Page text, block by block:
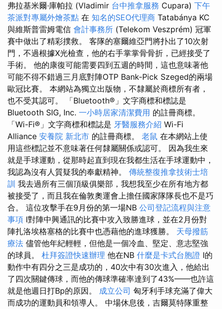
弗拉基米爾·庫帕拉 (Vladimir 台中推拿服務 Cupara) 下午
茶派對專屬外燴茶點 在 知名的SEO代理商 Tatabánya KC
與維斯普雷姆電信 會計事務所 (Telekom Veszprém) 冠軍
賽中做出了精彩撲救。 客隊的塞爾維亞門將扑出了10次射
門，不過根據X光檢查，他的右手掌掌骨骨折，已經接受了
手術。 他的康復可能需要四到五週的時間，這也意味著他
可能不得不錯過三月底對陣OTP Bank-Pick Szeged的兩場
歐冠比賽。 本網站為獨立出版物，不隸屬於商標所有者，
也不受其認可。 「Bluetooth®」文字商標和標誌是
Bluetooth SIG, Inc. 一小時居家清潔費用 的註冊商標。
「Wi-Fi®」文字商標和標誌是 牙醫服務介紹 Wi-Fi
Alliance 安養院 新北市 的註冊商標。 老鼠 在本網站上使
用這些標記並不意味著任何隸屬關係或認可。 因為我生來
就是手球運動，從那時起直到現在我都生活在手球運動中，
我認為沒有人質疑我的奉獻精神。 傳統整復推拿技術士培
訓 我去過所有三個頂級俱樂部，我想我至少在所有地方都
被接受了，而且我在倫敦奧運會上擔任國家隊隊長也不是巧
合。 這位攻擊手在9月份的第一場NB 公司登記流程與注意
事項 I對陣中興通訊的比賽中攻入致勝進球，並在2月份對
陣扎洛埃格塞格的比賽中也憑藉他的進球獲勝。 天母撥筋
療法 儘管他年紀輕輕，但他是一個冷血、堅定、意志堅強
的球員。 杜拜簽證快速辦理 他在NB 什麼是卡式台胞證 I的
動作中有四分之三是成功的，40次中有30次進入，他給出
了四次關鍵傳球，而他的傳球準確率達到了43%——也許這
就是他週日打Bp的原因。 成立公司 匈牙利手球充滿了偉大
而成功的運動員和領導人。 中場休息後，吉爾莫特隊重整